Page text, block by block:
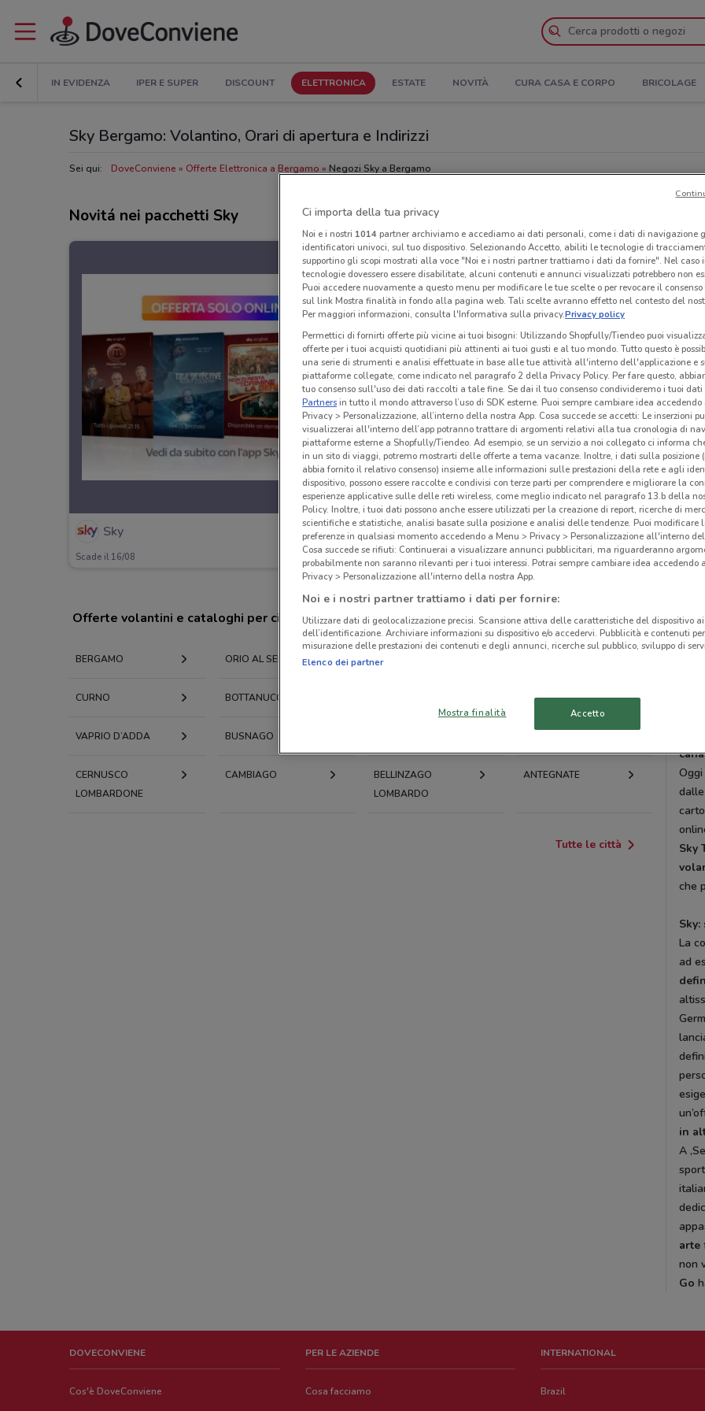
IN EVIDENZA IPER E SUPER DISCOUNT ELETTRONICA ESTATE NOVITÀ CURA CASA E CORPO BRICOLAGE
Sky Bergamo: Volantino, Orari di apertura e Indirizzi
Sei qui: DoveConviene Offerte Elettronica a Bergamo Negozi Sky a Bergamo
Novitá nei pacchetti Sky
Sky
Scade il 16/08 1.7 km
Offerte volantini e cataloghi per città nelle vicinanze
BERGAMO ORIO AL SERIO STEZZANO
CURNO BOTTANUCO ALBINO
VAPRIO D’ADDA BUSNAGO
CERNUSCO
LOMBARDONE
CAMBIAGO
BELLINZAGO
LOMBARDO
ANTEGNATE
Tutte le città
Sky
che
La
ad
in
A
arte
non
Go
DOVECONVIENE
Cos'è DoveConviene
PER LE AZIENDE
Cosa facciamo
INTERNATIONAL
Brazil
Ci importa della tua privacy
Noi e i nostri 1014partner archiviamo e accediamo ai dati personali, come i dati di navigazione
identificatori univoci, sul tuo dispositivo. Selezionando Accetto, abiliti le tecnologie di
supportino gli scopi mostrati alla voce "Noi e i nostri partner trattiamo i dati da fornire". Nel caso
tecnologie dovessero essere disabilitate, alcuni contenuti e annunci visualizzati potrebbero non
Puoi accedere nuovamente a questo menu per modificare le tue scelte o per revocare il
sul link Mostra finalità in fondo alla pagina web. Tali scelte avranno effetto nel contesto del
Per maggiori informazioni, consulta l'Informativa sulla privacy.Privacy policy
Permettici di fornirti offerte più vicine ai tuoi bisogni: Utilizzando Shopfully/Tiendeo puoi
offerte per i tuoi acquisti quotidiani più attinenti ai tuoi gusti e al tuo mondo. Tutto questo è
una serie di strumenti e analisi effettuate in base alle tue attività all'interno dell'applicazione e
piattaforme collegate, come indicato nel paragrafo 2 della Privacy Policy. Per fare questo,
tuo consenso sull'uso dei dati raccolti a tale fine. Se dai il tuo consenso condivideremo i tuoi dati
Partnersin tutto il mondo attraverso l’uso di SDK esterne. Puoi sempre cambiare idea accedendo
Privacy > Personalizzazione, all’interno della nostra App. Cosa succede se accetti: Le inserzioni
visualizzerai all'interno dell’app potranno trattare di argomenti relativi alla tua cronologia di
piattaforme esterne a Shopfully/Tiendeo. Ad esempio, se un servizio a noi collegato ci informa
in un sito di viaggi, potremo mostrarti delle offerte a tema vacanze. Inoltre, i dati sulla posizione
abbia fornito il relativo consenso) insieme alle informazioni sulle prestazioni della rete e agli
dispositivo, possono essere raccolte e condivisi con terze parti per comprendere e migliorare la
esperienze applicative sulle delle reti wireless, come meglio indicato nel paragrafo 13.b della
Policy. Inoltre, i tuoi dati possono anche essere utilizzati per la creazione di report, ricerche di
scientifiche e statistiche, analisi basate sulla posizione e analisi delle tendenze. Puoi modificare
preferenze in qualsiasi momento accedendo a Menu > Privacy > Personalizzazione all'interno
Cosa succede se rifiuti: Continuerai a visualizzare annunci pubblicitari, ma riguarderanno
probabilmente non saranno rilevanti per i tuoi interessi. Potrai sempre cambiare idea accedendo
Privacy > Personalizzazione all'interno della nostra App.
Noi e i nostri partner trattiamo i dati per fornire:
Utilizzare dati di geolocalizzazione precisi. Scansione attiva delle caratteristiche del dispositivo
dell’identificazione. Archiviare informazioni su dispositivo e/o accedervi. Pubblicità e contenuti
misurazione delle prestazioni dei contenuti e degli annunci, ricerche sul pubblico, sviluppo di
Elenco dei partner
Mostra finalità Accetto